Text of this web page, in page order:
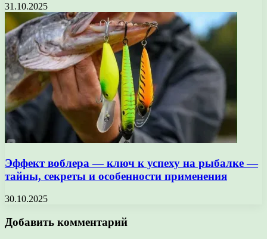
31.10.2025
Эффект воблера — ключ к успеху на рыбалке —
тайны, секреты и особенности применения
30.10.2025
Добавить комментарий